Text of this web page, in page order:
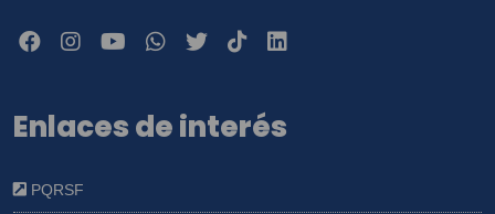
Enlaces de interés
PQRSF